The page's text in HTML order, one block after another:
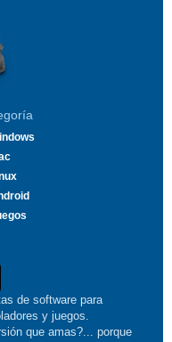
de software para
y juegos.
que amas?... porque